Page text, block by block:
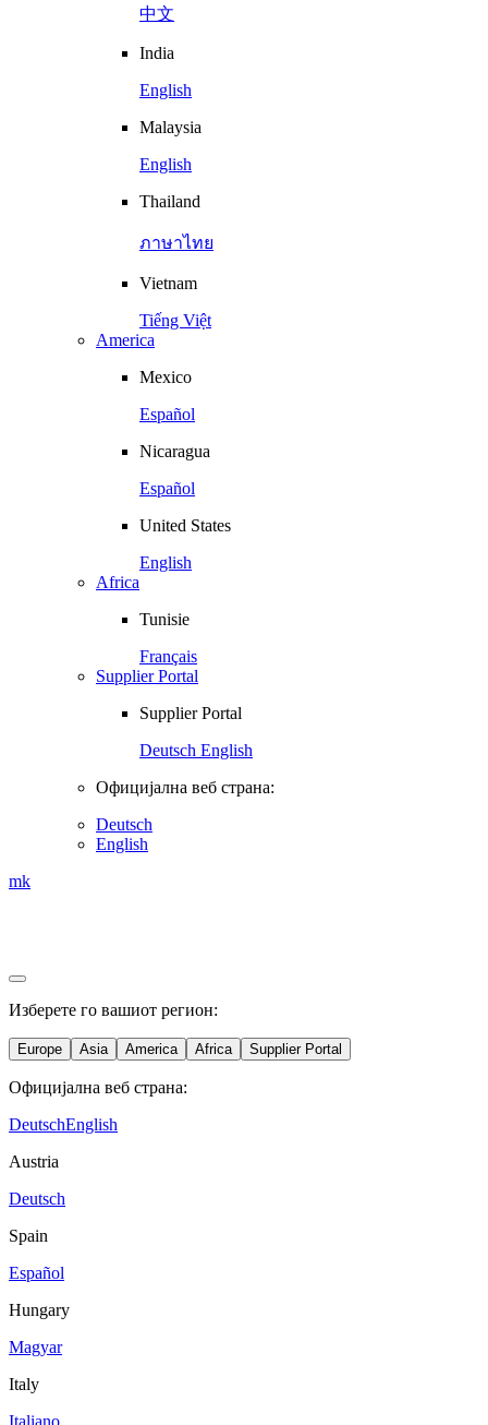
中文
India
English
Malaysia
English
Thailand
ภาษาไทย
Vietnam
Tiếng Việt
America
Mexico
Español
Nicaragua
Español
United States
English
Africa
Tunisie
Français
Supplier Portal
Supplier Portal
Deutsch English
Официјална веб страна:
Deutsch
English
mk
Изберете го вашиот регион:
Europe Asia America Africa Supplier Portal
Официјална веб страна:
DeutschEnglish
Austria
Deutsch
Spain
Español
Hungary
Magyar
Italy
Italiano